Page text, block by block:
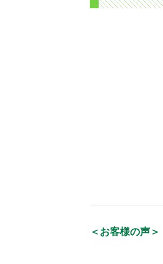
＜お客様の声＞